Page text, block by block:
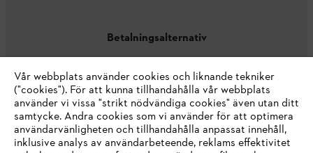
Betalningsalternativ
Företaget
Vår webbplats använder cookies och liknande tekniker
("cookies"). För att kunna tillhandahålla vår webbplats
använder vi vissa "strikt nödvändiga cookies" även utan ditt
samtycke. Andra cookies som vi använder för att optimera
användarvänligheten och tillhandahålla anpassat innehåll,
inklusive analys av användarbeteende, reklams effektivitet